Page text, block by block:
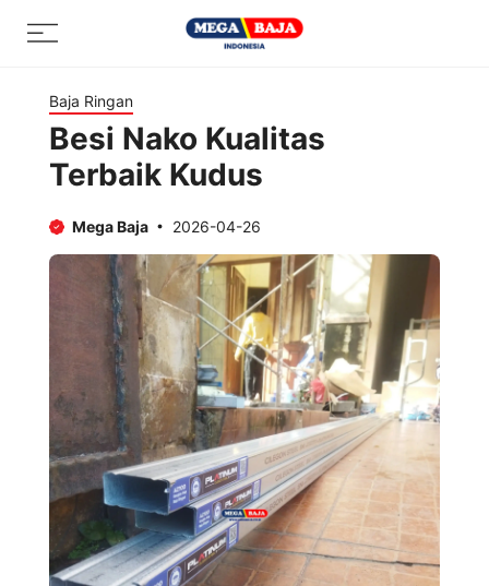
Menu
Baja Ringan
Besi Nako Kualitas
Terbaik Kudus
Mega Baja 2026-04-26